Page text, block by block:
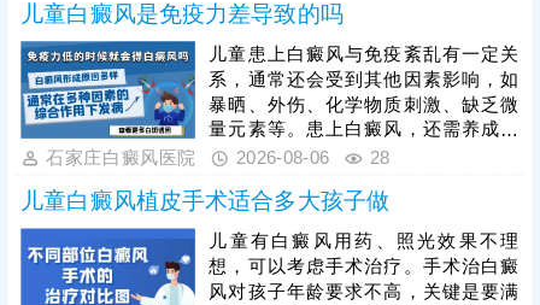
色素细胞增殖、修复，促进黑色素合
成，有效淡化、消退面部白斑，且不
会损伤周边正常皮肤，安全性适配儿
童娇嫩肌肤。儿童面部治疗需严格把
控激光剂量，同时需坚持规律照射治
疗，白癜风恢复周期较长，规律疗程
治疗才能稳固疗效，杜绝白斑反复。
儿童白癜风是免疫力差导致的吗
儿童患上白癜风与免疫紊乱有一定关
系，通常还会受到其他因素影响，如
暴晒、外伤、化学物质刺激、缺乏微
量元素等。患上白癜风，还需养成健
康生活习惯，规律作息，均衡饮食，
能，为白斑复色助力。另一方面，要
重视规范治疗，在医生指导下个性化
用药、照光，促进黑色素细胞修复、
恢复活性，令表皮黑色素再分泌，使
石家庄白癜风医院 2026-08-06 28
儿童白癜风植皮手术适合多大孩子做
儿童有白癜风用药、照光效果不理
想，可以考虑手术治疗。手术治白癜
风对孩子年龄要求不高，关键是要满